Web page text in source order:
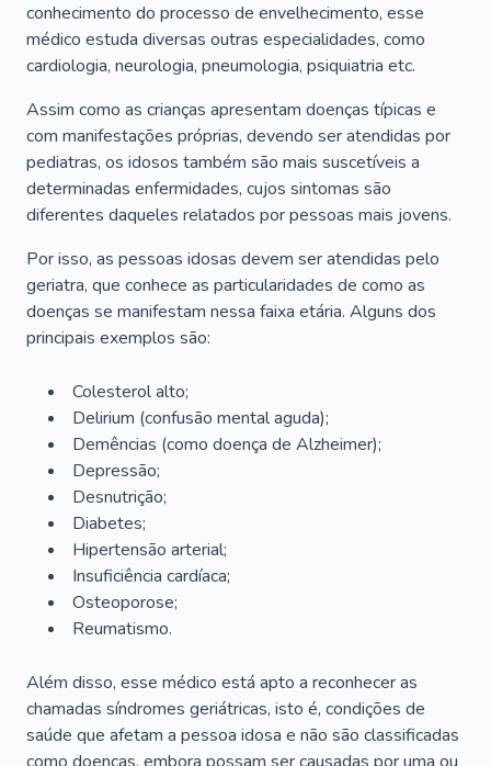
conhecimento do processo de envelhecimento, esse
médico estuda diversas outras especialidades, como
cardiologia, neurologia, pneumologia, psiquiatria etc.
Assim como as crianças apresentam doenças típicas e
com manifestações próprias, devendo ser atendidas por
pediatras, os idosos também são mais suscetíveis a
determinadas enfermidades, cujos sintomas são
diferentes daqueles relatados por pessoas mais jovens.
Por isso, as pessoas idosas devem ser atendidas pelo
geriatra, que conhece as particularidades de como as
doenças se manifestam nessa faixa etária. Alguns dos
principais exemplos são:
Colesterol alto;
Delirium (confusão mental aguda);
Demências (como doença de Alzheimer);
Depressão;
Desnutrição;
Diabetes;
Hipertensão arterial;
Insuficiência cardíaca;
Osteoporose;
Reumatismo.
Além disso, esse médico está apto a reconhecer as
chamadas síndromes geriátricas, isto é, condições de
saúde que afetam a pessoa idosa e não são classificadas